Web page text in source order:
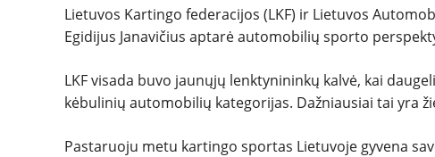
Lietuvos Kartingo federacijos (LKF) ir Lietuvos
Egidijus Janavičius aptarė automobilių sporto
LKF visada buvo jaunųjų lenktynininkų kalvė, kai
kėbulinių automobilių kategorijas. Dažniausiai tai yra
Pastaruoju metu kartingo sportas Lietuvoje gyvena